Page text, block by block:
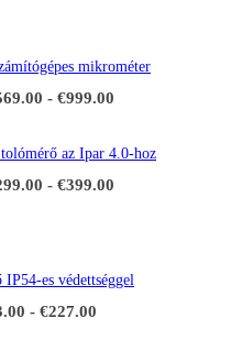
mikrométer
- €999.00
az Ipar 4.0-hoz
- €399.00
es védettséggel
- €227.00